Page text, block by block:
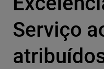
Serviço